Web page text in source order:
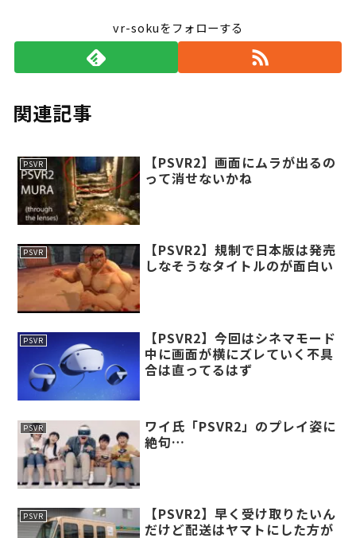
vr-sokuをフォローする
関連記事
PSVR
【PSVR2】画面にムラが出るの
って消せないかね
PSVR
【PSVR2】規制で日本版は発売
しなそうなタイトルのが面白い
PSVR
【PSVR2】今回はシネマモード
中に画面が横にズレていく不具
合は直ってるはず
PSVR
ワイ氏「PSVR2」のプレイ姿に
絶句…
PSVR
【PSVR2】早く受け取りたいん
だけど配送はヤマトにした方が